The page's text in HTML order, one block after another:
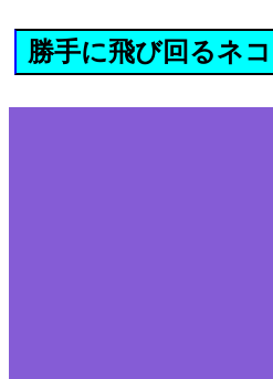
勝手に飛び回るネコ